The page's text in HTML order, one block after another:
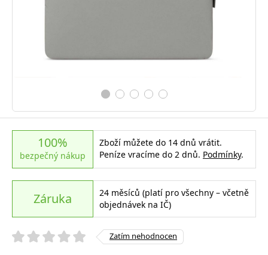
100%
bezpečný nákup
Zboží můžete do 14 dnů vrátit.
Peníze vracíme do 2 dnů. Podmínky.
Záruka
24 měsíců (platí pro všechny – včetně
objednávek na IČ)
Zatím nehodnocen